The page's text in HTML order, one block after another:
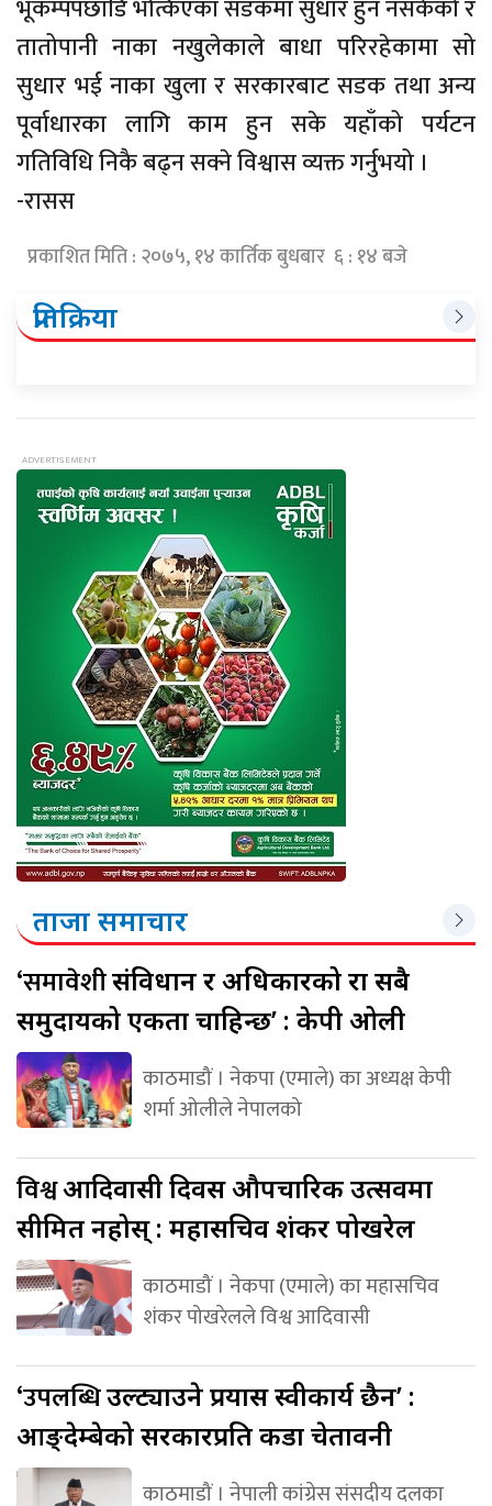
भूकम्पपछाडि भत्किएका सडकमा सुधार हुन नसकेको र
तातोपानी नाका नखुलेकाले बाधा परिरहेकामा सो
सुधार भई नाका खुला र सरकारबाट सडक तथा अन्य
पूर्वाधारका लागि काम हुन सके यहाँको पर्यटन
गतिविधि निकै बढ्न सक्ने विश्वास व्यक्त गर्नुभयो ।
-रासस
प्रकाशित मिति : २०७५, १४ कार्तिक बुधबार ६ : १४ बजे
प्रतिक्रिया
ताजा समाचार
‘समावेशीसंविधान र अधिकारको रक्षा सबै
समुदायको एकता चाहिन्छ’ : केपी ओली
काठमाडौं । नेकपा (एमाले) का अध्यक्ष केपी
शर्मा ओलीले नेपालको
विश्वआदिवासी दिवस औपचारिक उत्सवमा
सीमित नहोस् : महासचिव शंकर पोखरेल
काठमाडौं । नेकपा (एमाले) का महासचिव
शंकर पोखरेलले विश्व आदिवासी
‘उपलब्धिउल्ट्याउने प्रयास स्वीकार्य छैन’ :
आङ्देम्बेको सरकारप्रति कडा चेतावनी
काठमाडौं । नेपाली कांग्रेस संसदीय दलका